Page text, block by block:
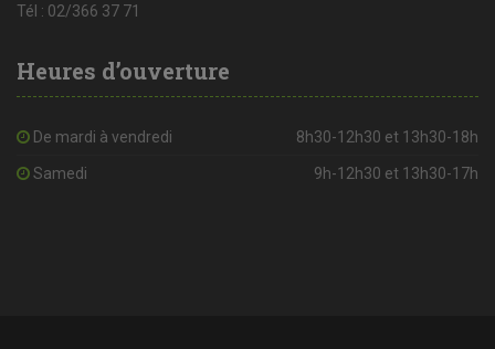
Tél : 02/366 37 71
Heures d’ouverture
De mardi à vendredi 8h30-12h30 et 13h30-18h
Samedi 9h-12h30 et 13h30-17h